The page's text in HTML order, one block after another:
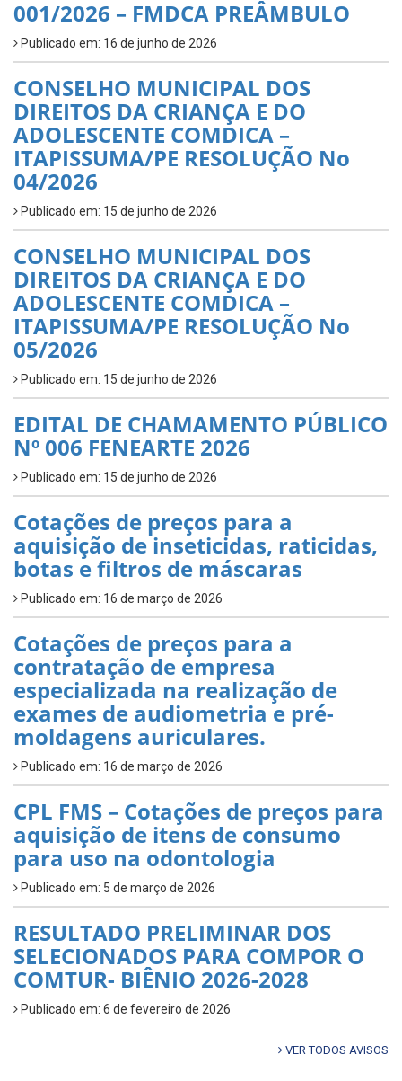
001/2026 – FMDCA PREÂMBULO
Publicado em: 16 de junho de 2026
CONSELHO MUNICIPAL DOS
DIREITOS DA CRIANÇA E DO
ADOLESCENTE COMDICA –
ITAPISSUMA/PE RESOLUÇÃO No
04/2026
Publicado em: 15 de junho de 2026
CONSELHO MUNICIPAL DOS
DIREITOS DA CRIANÇA E DO
ADOLESCENTE COMDICA –
ITAPISSUMA/PE RESOLUÇÃO No
05/2026
Publicado em: 15 de junho de 2026
EDITAL DE CHAMAMENTO PÚBLICO
Nº 006 FENEARTE 2026
Publicado em: 15 de junho de 2026
Cotações de preços para a
aquisição de inseticidas, raticidas,
botas e filtros de máscaras
Publicado em: 16 de março de 2026
Cotações de preços para a
contratação de empresa
especializada na realização de
exames de audiometria e pré-
moldagens auriculares.
Publicado em: 16 de março de 2026
CPL FMS – Cotações de preços para
aquisição de itens de consumo
para uso na odontologia
Publicado em: 5 de março de 2026
RESULTADO PRELIMINAR DOS
SELECIONADOS PARA COMPOR O
COMTUR- BIÊNIO 2026-2028
Publicado em: 6 de fevereiro de 2026
VER TODOS AVISOS